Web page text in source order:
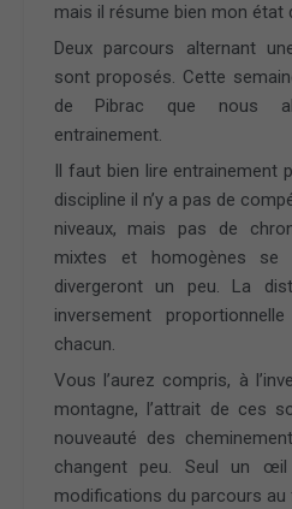
mais il résume bien mon état
Deux parcours alternant
sont proposés. Cette
de Pibrac que nous
entrainement.
Il faut bien lire entrainement
discipline il n’y a pas de
niveaux, mais pas de
mixtes et homogènes se
divergeront un peu. La
inversement
chacun.
Vous l’aurez compris, à
montagne, l’attrait de ces
nouveauté des
changent peu. Seul un
modifications du parcours au